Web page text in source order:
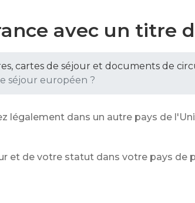
avec un titre
cartes de séjour et documents de
séjour européen ?
légalement dans un autre pays de
et de votre statut dans votre pays de